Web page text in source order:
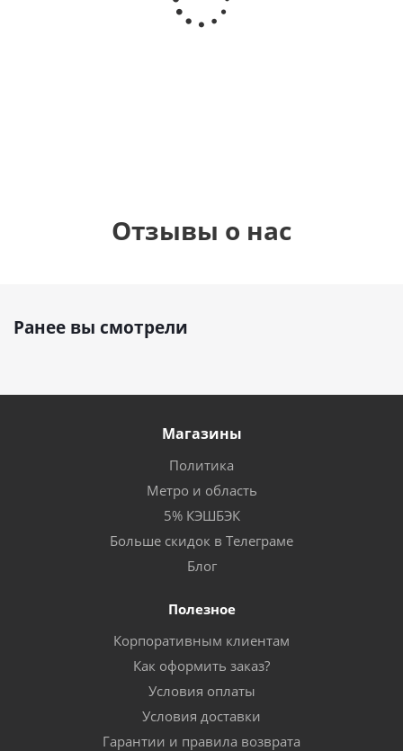
Сердце розовое
фольгированный
Отзывы о нас
Ранее вы смотрели
Магазины
Политика
Метро и область
5% КЭШБЭК
Больше скидок в Телеграме
Блог
Полезное
Корпоративным клиентам
Как оформить заказ?
Условия оплаты
Условия доставки
Гарантии и правила возврата